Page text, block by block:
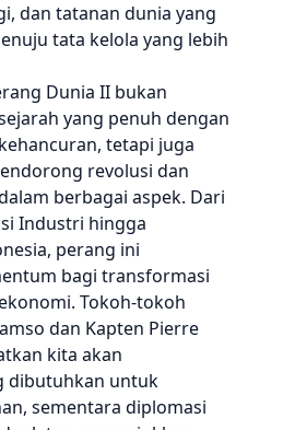
dan tatanan dunia yang
tata kelola yang lebih
Dunia II bukan
yang penuh dengan
tetapi juga
revolusi dan
berbagai aspek. Dari
Industri hingga
perang ini
bagi transformasi
Tokoh-tokoh
dan Kapten Pierre
kita akan
dibutuhkan untuk
sementara diplomasi